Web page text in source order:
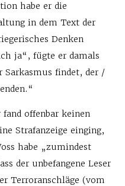
habe er die
in dem Text der
Denken
ja“, fügte er damals
Sarkasmus findet, der /
offenbar keinen
Strafanzeige einging,
habe „zumindest
der unbefangene Leser
Terroranschläge (vom